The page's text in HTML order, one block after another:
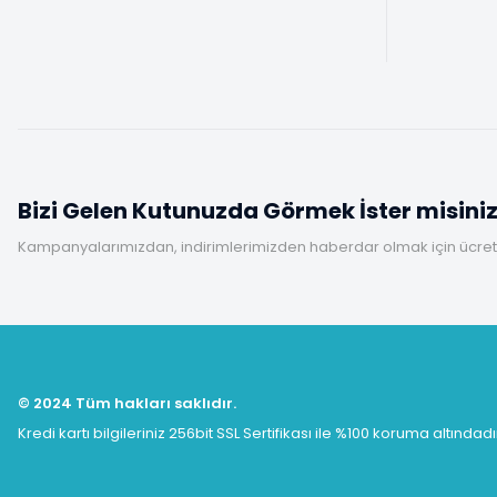
Bizi Gelen Kutunuzda Görmek İster
Kampanyalarımızdan, indirimlerimizden haberdar olmak için
© 2024 Tüm hakları saklıdır.
Kredi kartı bilgileriniz 256bit SSL Sertifikası ile %100 koruma